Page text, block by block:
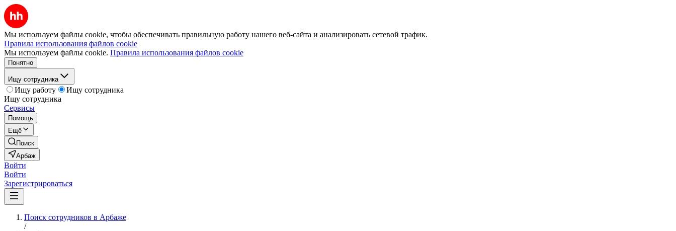
Мы используем файлы cookie, чтобы обеспечивать правильную работу нашего веб-сайта и анализировать сетевой трафик.
Правила использования файлов cookie
Мы используем файлы cookie. Правила использования файлов cookie
Понятно
Ищу сотрудника
Ищу работу
Ищу сотрудника
Ищу сотрудника
Сервисы
Помощь
Ещё
Поиск
Арбаж
Войти
Войти
Зарегистрироваться
Поиск сотрудников в Арбаже
/